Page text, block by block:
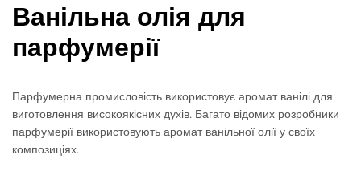
Ванільна олія для
парфумерії
Парфумерна промисловість використовує аромат ванілі для
виготовлення високоякісних духів. Багато відомих розробники
парфумерії використовують аромат ванільної олії у своїх
композиціях.